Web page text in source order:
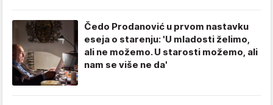
Čedo Prodanović u prvom nastavku
eseja o starenju: 'U mladosti želimo,
ali ne možemo. U starosti možemo, ali
nam se više ne da'